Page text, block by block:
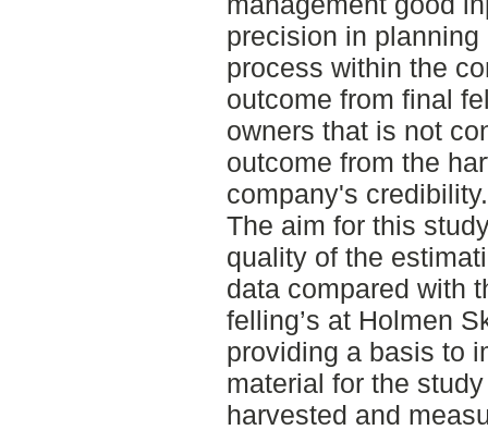
precision in
process within the
outcome from final
owners that is not
outcome from the
company's credibility.
The aim for this
quality of the
data compared with
felling’s at Holmen
providing a basis to
material for the
harvested and